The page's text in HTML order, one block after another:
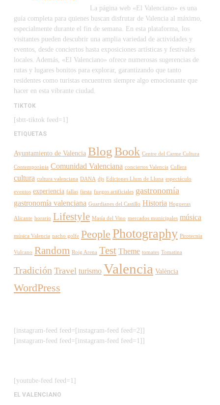
La página web «El Valenciano» es una
guía completa para quienes buscan disfrutar de Valencia al máximo,
especialmente durante el fin de semana. En esta plataforma, los
visitantes pueden descubrir una amplia variedad de actividades y
eventos, desde conciertos hasta exposiciones artísticas y festivales
locales. Además, «El Valenciano» ofrece numerosas sugerencias de
rutas y lugares bonitos para explorar, garantizando que tanto
residentes como turistas encuentren siempre algo emocionante que
hacer en esta vibrante ciudad.
TIKTOK
[sbtt-tiktok feed=1]
ETIQUETAS
Ayuntamiento de Valencia BlogBook Centre del Carme Cultura
Contemporània Comunidad Valenciana conciertos Valencia Cullera
cultura cultura valenciana DANA djs Ediciones Llum de Lluna espectáculo
eventos experiencia fallas fiesta fuegos artificiales gastronomía
gastronomía valenciana Guardianes del Castillo Historia Hogueras
Alicante horario Lifestyle Masía del Vino mercados municipales música
música Valencia nacho golfe People Photography Pirotecnia
Vulcano Random Roig Arena Test Theme tomates Tomatina
Tradición Travel turismo Valencia València
WordPress
[instagram-feed feed=[instagram-feed feed=2]]
[instagram-feed feed=[instagram-feed feed=1]]
[youtube-feed feed=1]
EL VALENCIANO